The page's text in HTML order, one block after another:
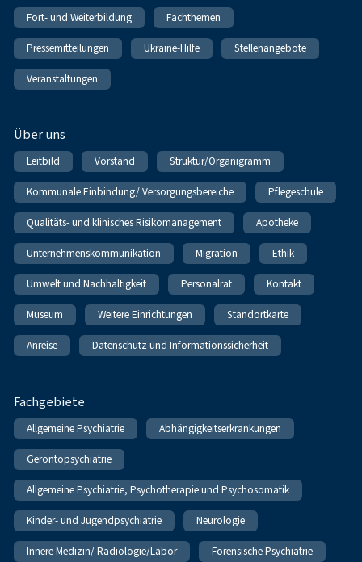
Fort- und Weiterbildung Fachthemen
Pressemitteilungen Ukraine-Hilfe Stellenangebote
Veranstaltungen
Über uns
Leitbild Vorstand Struktur/Organigramm
Kommunale Einbindung/ Versorgungsbereiche Pflegeschule
Qualitäts- und klinisches Risikomanagement Apotheke
Unternehmenskommunikation Migration Ethik
Umwelt und Nachhaltigkeit Personalrat Kontakt
Museum Weitere Einrichtungen Standortkarte
Anreise Datenschutz und Informationssicherheit
Fachgebiete
Allgemeine Psychiatrie Abhängigkeitserkrankungen
Gerontopsychiatrie
Allgemeine Psychiatrie, Psychotherapie und Psychosomatik
Kinder- und Jugendpsychiatrie Neurologie
Innere Medizin/ Radiologie/Labor Forensische Psychiatrie